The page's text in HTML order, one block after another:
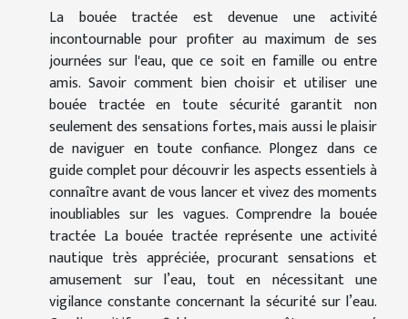
La bouée tractée est devenue une activité
incontournable pour profiter au maximum de ses
journées sur l'eau, que ce soit en famille ou entre
amis. Savoir comment bien choisir et utiliser une
bouée tractée en toute sécurité garantit non
seulement des sensations fortes, mais aussi le plaisir
de naviguer en toute confiance. Plongez dans ce
guide complet pour découvrir les aspects essentiels à
connaître avant de vous lancer et vivez des moments
inoubliables sur les vagues. Comprendre la bouée
tractée La bouée tractée représente une activité
nautique très appréciée, procurant sensations et
amusement sur l’eau, tout en nécessitant une
vigilance constante concernant la sécurité sur l’eau.